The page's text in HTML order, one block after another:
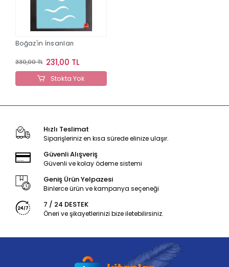
Boğaz'ın İnsanları
330,00 TL 231,00 TL
Stokta Yok
Hızlı Teslimat
Siparişleriniz en kısa sürede elinize ulaşır.
Güvenli Alışveriş
Güvenli ve kolay ödeme sistemi
Geniş Ürün Yelpazesi
Binlerce ürün ve kampanya seçeneği
7 / 24 DESTEK
Öneri ve şikayetlerinizi bize iletebilirsiniz.